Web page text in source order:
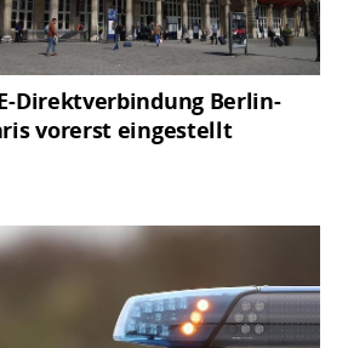
Direktverbindung Berlin-
vorerst eingestellt